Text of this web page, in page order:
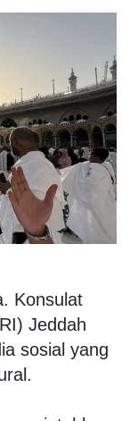
Konsulat
Jeddah
sosial yang